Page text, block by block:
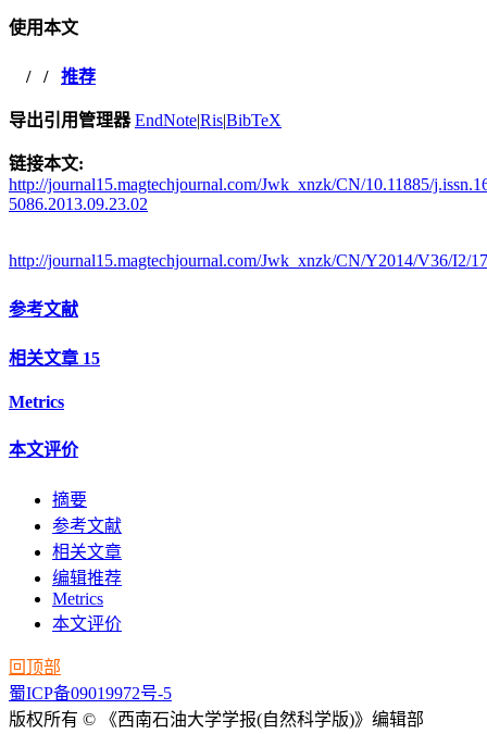
使用本文
/ / 推荐
导出引用管理器 EndNote|Ris|BibTeX
链接本文:
http://journal15.magtechjournal.com/Jwk_xnzk/CN/10.11885/
5086.2013.09.23.02
http://journal15.magtechjournal.com/Jwk_xnzk/CN/Y2014/V36/I2/
参考文献
相关文章 15
Metrics
本文评价
摘要
参考文献
相关文章
编辑推荐
Metrics
本文评价
回顶部
蜀ICP备09019972号-5
版权所有 © 《西南石油大学学报(自然科学版)》编辑部